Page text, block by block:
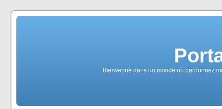
Bienvenue dans un monde où pardonnez